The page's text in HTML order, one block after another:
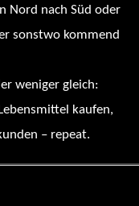
Nord nach Süd oder
sonstwo kommend
weniger gleich:
kaufen,
– repeat.